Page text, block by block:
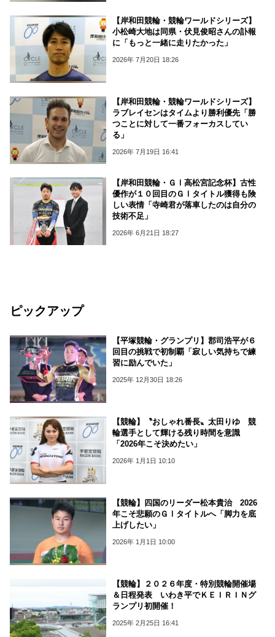
【岸和田競輪・競輪ワールドシリーズ】
小松崎大地は同県・伏見俊昭さんの訃報
に「もっと一緒に走りたかった」
2026年 7月20日 18:26
【岸和田競輪・競輪ワールドシリーズ】
ラブレイセンはタイムより勝利優先「勝
つことに対して一番フォーカスしてい
る」
2026年 7月19日 16:41
【岸和田競輪・ＧⅠ高松宮記念杯】古性
優作が１０回目のＧⅠタイトル獲得も険
しい表情「寺崎君が落車したのは自分の
技術不足」
2026年 6月21日 18:27
ピックアップ
【平塚競輪・グランプリ】郡司浩平が６
回目の挑戦で初制覇「寂しい気持ちで練
習に励んでいた」
2025年 12月30日 18:26
【競輪】〝おしゃれ番長〟太田りゆ 競
輪選手として輝ける残り時間を意識
「2026年こそ決めたい」
2026年 1月1日 10:10
【競輪】四国のリーダー松本貴治 2026
年こそ悲願のＧⅠタイトルへ「脚力を底
上げしたい」
2026年 1月1日 10:00
【競輪】２０２６年度・特別競輪開催場
＆日程発表 いわき平でＫＥＩＲＩＮグ
ランプリ初開催！
2025年 2月25日 16:41